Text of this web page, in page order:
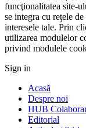
funcţionalitatea site-
se integra cu reţele
interesele tale. Prin
utilizarea modulelor
privind modulele
Sign in
Acasă
Despre noi
HUB
Editorial